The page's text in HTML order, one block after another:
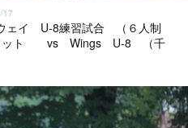
17
イ U-8練習試合 （６人制
ット vs Wings U-8 （千